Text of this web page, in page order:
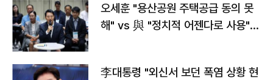
오세훈 "용산공원 주택공급 동의 못
해" vs 與 "정치적 어젠다로 사용"
李대통령 "외신서 보던 폭염 상황 현